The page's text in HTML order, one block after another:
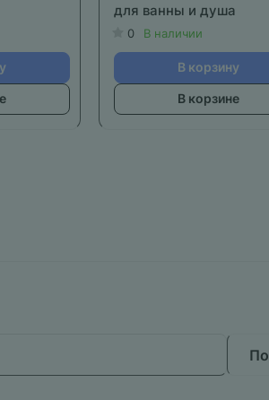
для ванны и душа
0 В наличии
В корзину
В корзине